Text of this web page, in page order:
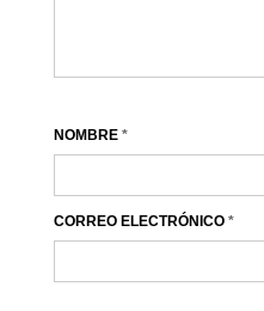
NOMBRE *
CORREO ELECTRÓNICO *